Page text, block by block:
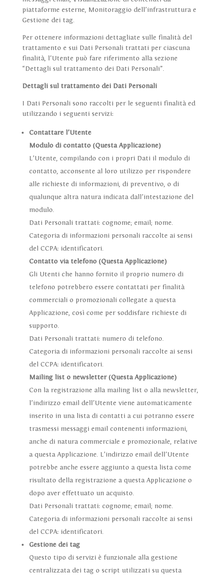
piattaforme esterne, Monitoraggio dell’infrastruttura e
Gestione dei tag.
Per ottenere informazioni dettagliate sulle finalità del
trattamento e sui Dati Personali trattati per ciascuna
finalità, l’Utente può fare riferimento alla sezione
“Dettagli sul trattamento dei Dati Personali”.
Dettagli sul trattamento dei Dati Personali
I Dati Personali sono raccolti per le seguenti finalità ed
utilizzando i seguenti servizi:
Contattare l’Utente
Modulo di contatto (Questa Applicazione)
L’Utente, compilando con i propri Dati il modulo di
contatto, acconsente al loro utilizzo per rispondere
alle richieste di informazioni, di preventivo, o di
qualunque altra natura indicata dall’intestazione del
modulo.
Dati Personali trattati: cognome; email; nome.
Categoria di informazioni personali raccolte ai sensi
del CCPA: identificatori.
Contatto via telefono (Questa Applicazione)
Gli Utenti che hanno fornito il proprio numero di
telefono potrebbero essere contattati per finalità
commerciali o promozionali collegate a questa
Applicazione, così come per soddisfare richieste di
supporto.
Dati Personali trattati: numero di telefono.
Categoria di informazioni personali raccolte ai sensi
del CCPA: identificatori.
Mailing list o newsletter (Questa Applicazione)
Con la registrazione alla mailing list o alla newsletter,
l’indirizzo email dell’Utente viene automaticamente
inserito in una lista di contatti a cui potranno essere
trasmessi messaggi email contenenti informazioni,
anche di natura commerciale e promozionale, relative
a questa Applicazione. L’indirizzo email dell’Utente
potrebbe anche essere aggiunto a questa lista come
risultato della registrazione a questa Applicazione o
dopo aver effettuato un acquisto.
Dati Personali trattati: cognome; email; nome.
Categoria di informazioni personali raccolte ai sensi
del CCPA: identificatori.
Gestione dei tag
Questo tipo di servizi è funzionale alla gestione
centralizzata dei tag o script utilizzati su questa